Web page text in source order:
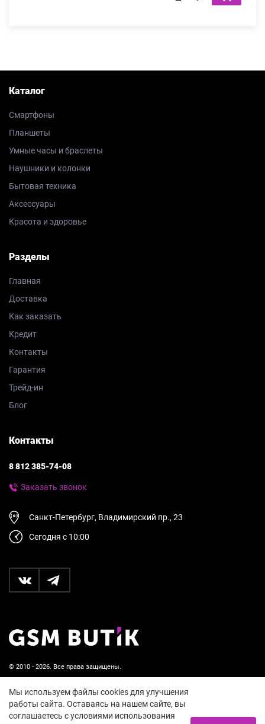
© 2010 - 2026. Все права защищены.
Пользовательское соглашение и политика
конфиденциальности
Каталог
Смартфоны
Планшеты
Умные часы и браслеты
Наушники и колонки
Бытовая техника
Аксессуары
Красота и здоровье
Разделы
Главная
Доставка
Как заказать
Кредит
Контакты
Гарантия
Трейд-ин
Блог
Контакты
8 812 385-74-08
Заказать звонок
Санкт-Петербург, Владимирский пр., 23
Сегодня с 10:00
Мы используем файлы cookies для улучшения
работы сайта. Оставаясь на нашем сайте, вы
соглашаетесь с условиями использования